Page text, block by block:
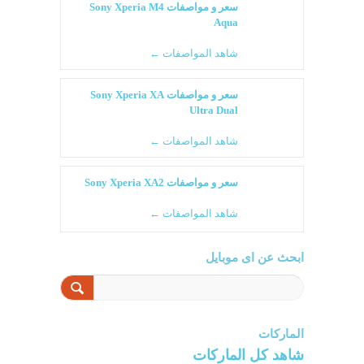
سعر و مواصفات Sony Xperia M4
Aqua
شاهد المواصفات ←
سعر و مواصفات Sony Xperia XA
Ultra Dual
شاهد المواصفات ←
سعر و مواصفات Sony Xperia XA2
شاهد المواصفات ←
ابحث عن اى موبايل
الماركات
شاهد كل الماركات